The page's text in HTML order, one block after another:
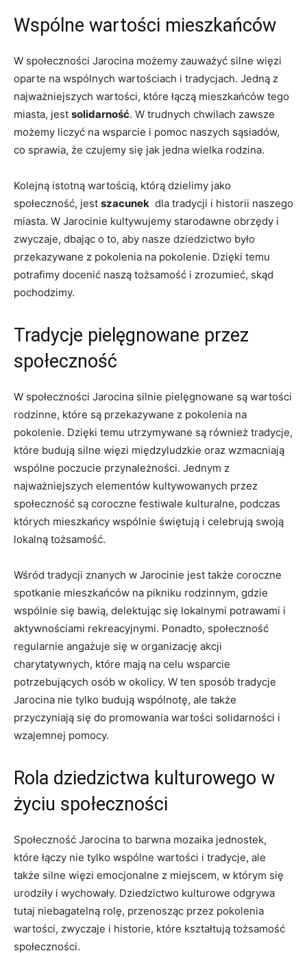
Wspólne wartości mieszkańców
W społeczności ⁢Jarocina możemy zauważyć silne więzi
oparte⁢ na ⁤wspólnych⁤ wartościach⁣ i tradycjach. Jedną z
najważniejszych​ wartości, które⁤ łączą mieszkańców tego ​
miasta, jest solidarność. W ⁣trudnych ⁤chwilach ⁤zawsze
możemy​ liczyć na ⁤wsparcie i pomoc naszych sąsiadów,
co‍ sprawia, że czujemy się jak jedna wielka rodzina.
Kolejną istotną wartością, którą dzielimy jako
społeczność, jest szacunek ⁤ dla tradycji​ i⁢ historii naszego
miasta.⁢ W Jarocinie kultywujemy starodawne obrzędy i
zwyczaje, dbając⁣ o to, aby ⁣nasze dziedzictwo było⁣
przekazywane z‍ pokolenia na pokolenie. ⁤Dzięki ​temu⁢
potrafimy docenić naszą tożsamość i zrozumieć, skąd
pochodzimy.
Tradycje pielęgnowane przez
‍społeczność
W społeczności Jarocina silnie ​pielęgnowane są​ wartości
rodzinne, ⁢które​ są przekazywane z pokolenia na
⁢pokolenie.⁤ Dzięki temu utrzymywane są ​również tradycje,
które ‍budują ​silne więzi międzyludzkie ⁢oraz wzmacniają
wspólne poczucie przynależności. Jednym z
najważniejszych⁣ elementów kultywowanych przez
społeczność ‌są ⁢coroczne festiwale kulturalne, podczas
których mieszkańcy wspólnie świętują‍ i celebrują swoją
lokalną tożsamość.
Wśród tradycji‌ znanych‌ w Jarocinie jest ⁢także coroczne
spotkanie mieszkańców na pikniku‌ rodzinnym, gdzie
wspólnie się bawią, delektując się⁣ lokalnymi⁢ potrawami i
aktywnościami rekreacyjnymi. Ponadto, społeczność
regularnie ‍angażuje się‌ w organizację akcji
charytatywnych, które mają na celu wsparcie
⁢potrzebujących osób w okolicy. W‌ ten‍ sposób tradycje
Jarocina nie tylko budują‍ wspólnotę, ale także
⁢przyczyniają się do promowania wartości solidarności i
wzajemnej ⁤pomocy.
Rola dziedzictwa kulturowego w
życiu społeczności
Społeczność Jarocina ⁢to ‍barwna ‌mozaika jednostek, ​
które łączy nie tylko wspólne wartości i⁤ tradycje,‌ ale
także silne ⁣więzi emocjonalne z⁤ miejscem, w którym się
urodziły i wychowały. Dziedzictwo ‌kulturowe odgrywa
tutaj niebagatelną rolę, przenosząc przez pokolenia
wartości, zwyczaje ⁣i historie,‌ które ⁤kształtują tożsamość⁢
społeczności.